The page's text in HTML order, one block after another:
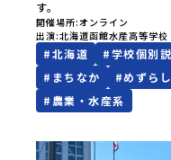
す。
開催場所 オンライン
出演 北海道函館水産高等学校
#北海道 #学校個別
# まちなか #めずら
# 農業・水産系